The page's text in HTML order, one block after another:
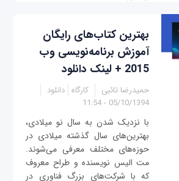
بهترین کتاب‌های رایگان
آموزش برنامه‌نویسی وب
2015 + لینک دانلود
حمیدرضا تائبی کارگاه دانلود
05/10/1394 - 11:54
با نزدیک شدن به سال نو میلادی،
بهترین‌های سال گذشته میلادی در
حوزه‌های مختلف معرفی می‌شوند.
مت الیس نویسنده و طراح معروف
که با شرکت‌های بزرگ فناوری در